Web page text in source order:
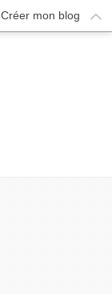
Créer mon blog